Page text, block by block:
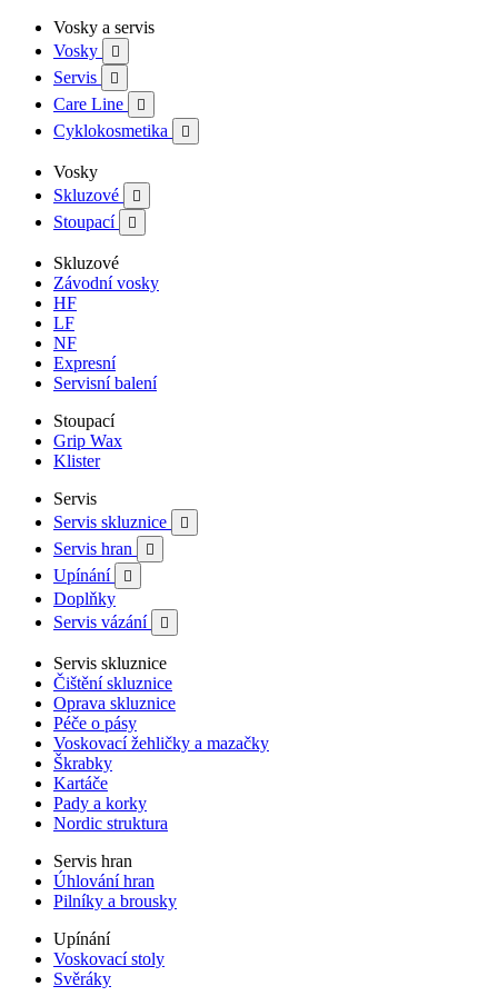
Vosky a servis
Vosky

Servis 
Care Line 
Cyklokosmetika 
Vosky
Skluzové

Stoupací 
Skluzové
Závodní vosky
HF
LF
NF
Expresní
Servisní balení
Stoupací
Grip Wax
Klister
Servis
Servis skluznice

Servis hran 
Upínání 
Doplňky
Servis vázání

Servis skluznice
Čištění skluznice
Oprava skluznice
Péče o pásy
Voskovací žehličky a mazačky
Škrabky
Kartáče
Pady a korky
Nordic struktura
Servis hran
Úhlování hran
Pilníky a brousky
Upínání
Voskovací stoly
Svěráky